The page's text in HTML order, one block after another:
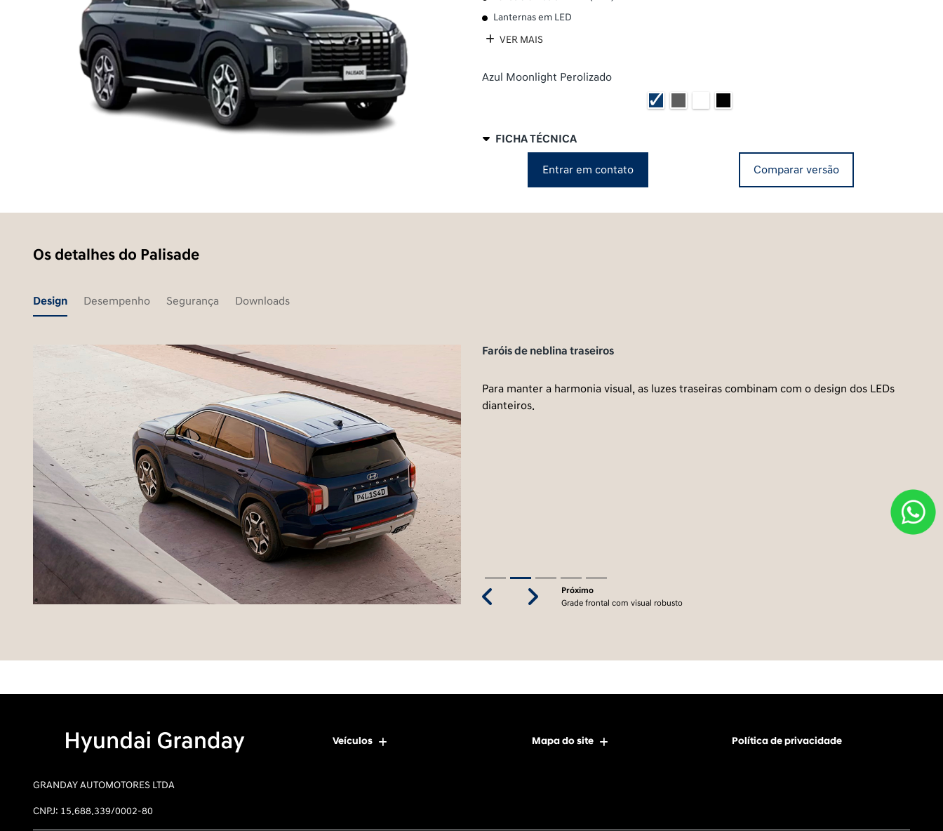
Lanternas em LED
VER MAIS
Azul Moonlight Perolizado
FICHA TÉCNICA
Entrar em contato Comparar versão
Os detalhes do Palisade
Design Desempenho Segurança Downloads
Faróis de neblina traseiros
Para manter a harmonia visual, as luzes traseiras combinam com o design dos LEDs
dianteiros.
Próximo
Grade frontal com visual robusto
PreviousNext
Veículos Mapa do site Política de privacidade
GRANDAY AUTOMOTORES LTDA
CNPJ: 15.688.339/0002-80